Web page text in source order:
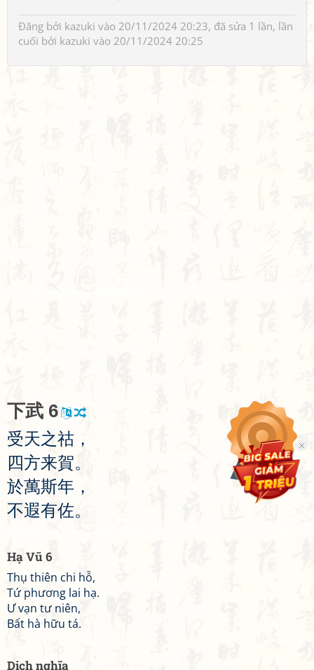
Đăng bởi kazuki vào 20/11/2024 20:23, đã sửa 1 lần, lần
cuối bởi kazuki vào 20/11/2024 20:25
下武 6
受天之祜 ，
四方来賀。
於萬斯年 ，
不遐有佐。
Hạ Vũ 6
Thụ thiên chi hỗ,
Tứ phương lai hạ.
Ư vạn tư niên,
Bất hà hữu tá.
Dịch nghĩa